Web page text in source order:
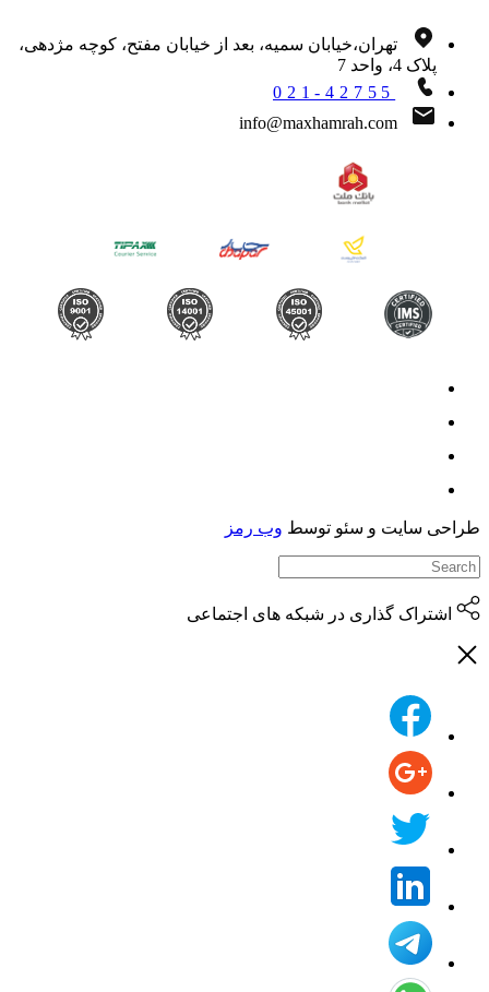
تهران،خیابان سمیه، بعد از خیابان مفتح، کوچه مژدهی،
پلاک 4، واحد 7
021-42755
info@maxhamrah.com
طراحی سایت و سئو توسط وب رمز
اشتراک گذاری در شبکه های اجتماعی